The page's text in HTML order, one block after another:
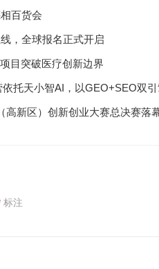
百货会
，全球报名正式开启
目突破医疗创新边界
托天小智AI，以GEO+SEO双
新区）创新创业大赛总决赛落
标注